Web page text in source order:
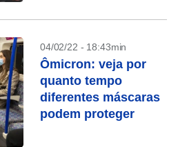
04/02/22 - 18:43min
Ômicron: veja por
quanto tempo
diferentes máscaras
podem proteger